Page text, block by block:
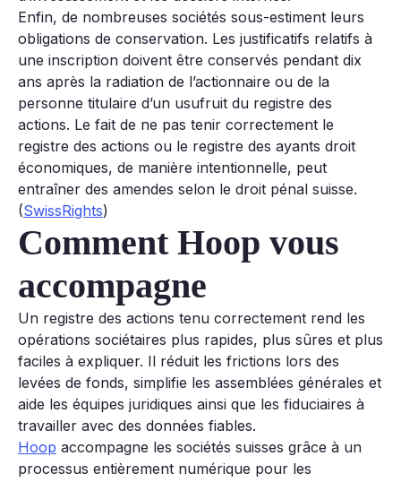
Enfin, de nombreuses sociétés sous-estiment leurs
obligations de conservation. Les justificatifs relatifs à
une inscription doivent être conservés pendant dix
ans après la radiation de l’actionnaire ou de la
personne titulaire d’un usufruit du registre des
actions. Le fait de ne pas tenir correctement le
registre des actions ou le registre des ayants droit
économiques, de manière intentionnelle, peut
entraîner des amendes selon le droit pénal suisse.
(SwissRights)
Comment Hoop vous
accompagne
Un registre des actions tenu correctement rend les
opérations sociétaires plus rapides, plus sûres et plus
faciles à expliquer. Il réduit les frictions lors des
levées de fonds, simplifie les assemblées générales et
aide les équipes juridiques ainsi que les fiduciaires à
travailler avec des données fiables.
Hoop accompagne les sociétés suisses grâce à un
processus entièrement numérique pour les